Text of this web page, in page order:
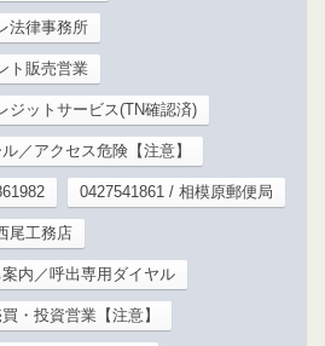
法律事務所
ト販売営業
ジットサービス(TN確認済)
／アクセス危険【注意】
0427541861 / 相模原郵便局
尾工務店
内／呼出専用ダイヤル
・投資営業【注意】